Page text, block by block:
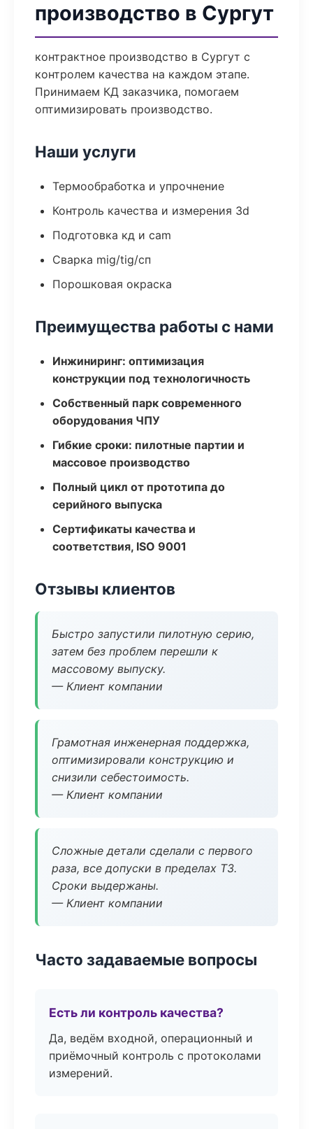
производство в Сургут
контрактное производство в Сургут с
контролем качества на каждом этапе.
Принимаем КД заказчика, помогаем
оптимизировать производство.
Наши услуги
Термообработка и упрочнение
Контроль качества и измерения 3d
Подготовка кд и cam
Сварка mig/tig/сп
Порошковая окраска
Преимущества работы с нами
Инжиниринг: оптимизация
конструкции под технологичность
Собственный парк современного
оборудования ЧПУ
Гибкие сроки: пилотные партии и
массовое производство
Полный цикл от прототипа до
серийного выпуска
Сертификаты качества и
соответствия, ISO 9001
Отзывы клиентов
Быстро запустили пилотную серию,
затем без проблем перешли к
массовому выпуску.
— Клиент компании
Грамотная инженерная поддержка,
оптимизировали конструкцию и
снизили себестоимость.
— Клиент компании
Сложные детали сделали с первого
раза, все допуски в пределах ТЗ.
Сроки выдержаны.
— Клиент компании
Часто задаваемые вопросы
Есть ли контроль качества?
Да, ведём входной, операционный и
приёмочный контроль с протоколами
измерений.